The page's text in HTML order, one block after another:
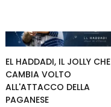
EL HADDADI, IL JOLLY CHE
CAMBIA VOLTO
ALL'ATTACCO DELLA
PAGANESE